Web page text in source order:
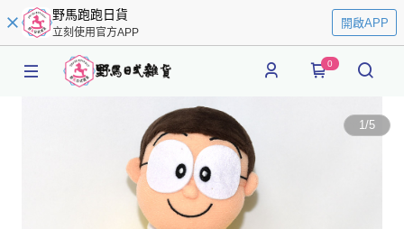
野馬跑跑日貨
立刻使用官方APP
開啟APP
0
1/5